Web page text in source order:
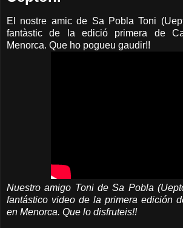
El nostre amic de Sa Pobla Toni
fantàstic de la edició primera de
Menorca. Que ho pogueu gaudir!!
Nuestro amigo Toni de Sa Pobla
fantástico video de la primera edición
en Menorca. Que lo disfruteis!!